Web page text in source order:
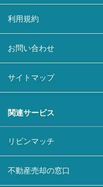
利用規約
お問い合わせ
サイトマップ
関連サービス
リビンマッチ
不動産売却の窓口